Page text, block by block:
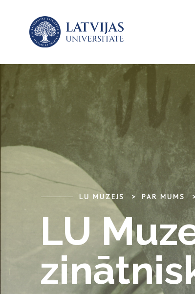
LU MUZEJS PAR MUMS
LU